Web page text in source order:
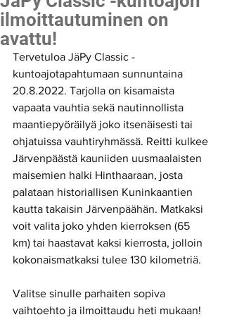
ilmoittautuminen on
avattu!
Tervetuloa JäPy Classic -
kuntoajotapahtumaan sunnuntaina
20.8.2022. Tarjolla on kisamaista
vapaata vauhtia sekä nautinnollista
maantiepyöräilyä joko itsenäisesti tai
ohjatuissa vauhtiryhmässä. Reitti kulkee
Järvenpäästä kauniiden uusmaalaisten
maisemien halki Hinthaaraan, josta
palataan historiallisen Kuninkaantien
kautta takaisin Järvenpäähän. Matkaksi
voit valita joko yhden kierroksen (65
km) tai haastavat kaksi kierrosta, jolloin
kokonaismatkaksi tulee 130 kilometriä.
Valitse sinulle parhaiten sopiva
vaihtoehto ja ilmoittaudu heti mukaan!